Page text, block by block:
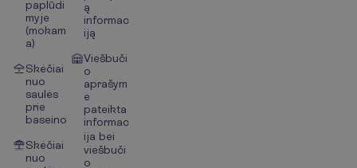
paplūdi
myje
(mokam
a)
Skėčiai
nuo
saulės
prie
baseino
Skėčiai
nuo
ą
informac
iją
Viešbuči
o
aprašym
e
pateikta
informac
ija bei
viešbuči
o